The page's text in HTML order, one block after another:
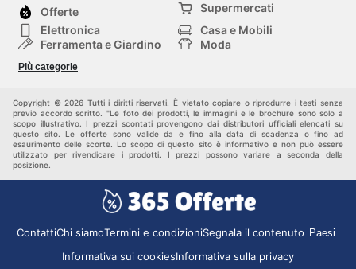
Offerte
Supermercati
Elettronica
Casa e Mobili
Ferramenta e Giardino
Moda
Bambini e Neonati
Più categorie
Copyright © 2026 Tutti i diritti riservati. È vietato copiare o riprodurre i testi senza
previo accordo scritto. "Le foto dei prodotti, le immagini e le brochure sono solo a
scopo illustrativo. I prezzi scontati provengono dai distributori ufficiali elencati su
questo sito. Le offerte sono valide da e fino alla data di scadenza o fino ad
esaurimento delle scorte. Lo scopo di questo sito è informativo e non può essere
utilizzato per rivendicare i prodotti. I prezzi possono variare a seconda della
posizione.
ContattiChi siamoTermini e condizioniSegnala il contenuto Paesi
Informativa sui cookiesInformativa sulla privacy